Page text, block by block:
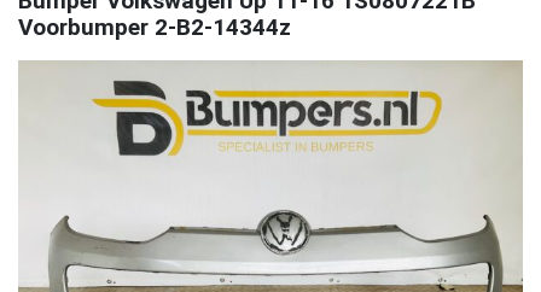
Voorbumper 2-B2-14344z